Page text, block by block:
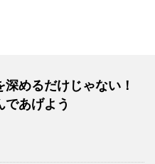
めるだけじゃない！
であげよう